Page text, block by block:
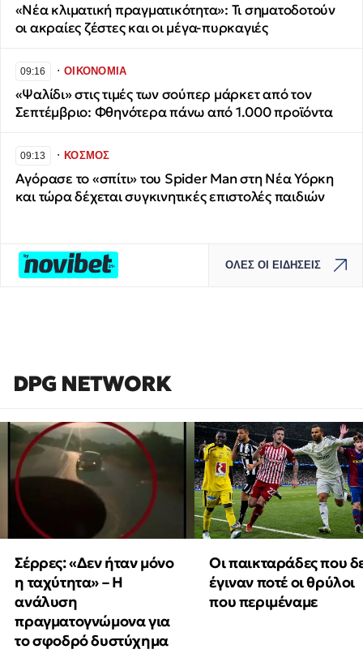
«Νέα κλιματική πραγματικότητα»: Τι σηματοδοτούν
οι ακραίες ζέστες και οι μέγα-πυρκαγιές
09:16 ∙ΟΙΚΟΝΟΜΙΑ
«Ψαλίδι» στις τιμές των σούπερ μάρκετ από τον
Σεπτέμβριο: Φθηνότερα πάνω από 1.000 προϊόντα
09:13 ∙ΚΟΣΜΟΣ
Αγόρασε το «σπίτι» του Spider Man στη Νέα Υόρκη
και τώρα δέχεται συγκινητικές επιστολές παιδιών
ΟΛΕΣ ΟΙ ΕΙΔΗΣΕΙΣ
DPG NETWORK
Σέρρες: «Δεν ήταν μόνο
η ταχύτητα» – Η
ανάλυση
πραγματογνώμονα για
το σφοδρό δυστύχημα
Οι παικταράδες που
έγιναν ποτέ οι θρύλοι
που περιμέναμε